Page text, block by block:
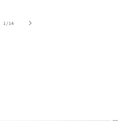
1 /von
14